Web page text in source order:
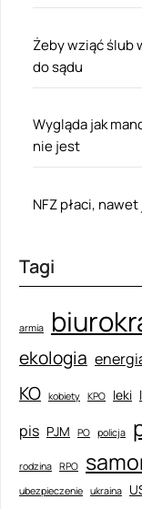
Żeby wziąć ślub
do sądu
Wygląda jak
nie jest
NFZ płaci,
Tagi
armia
ekologia
KO kobiety KPO leki
pis PJM PO policja
rodzina RPO
ubezpieczenie ukraina